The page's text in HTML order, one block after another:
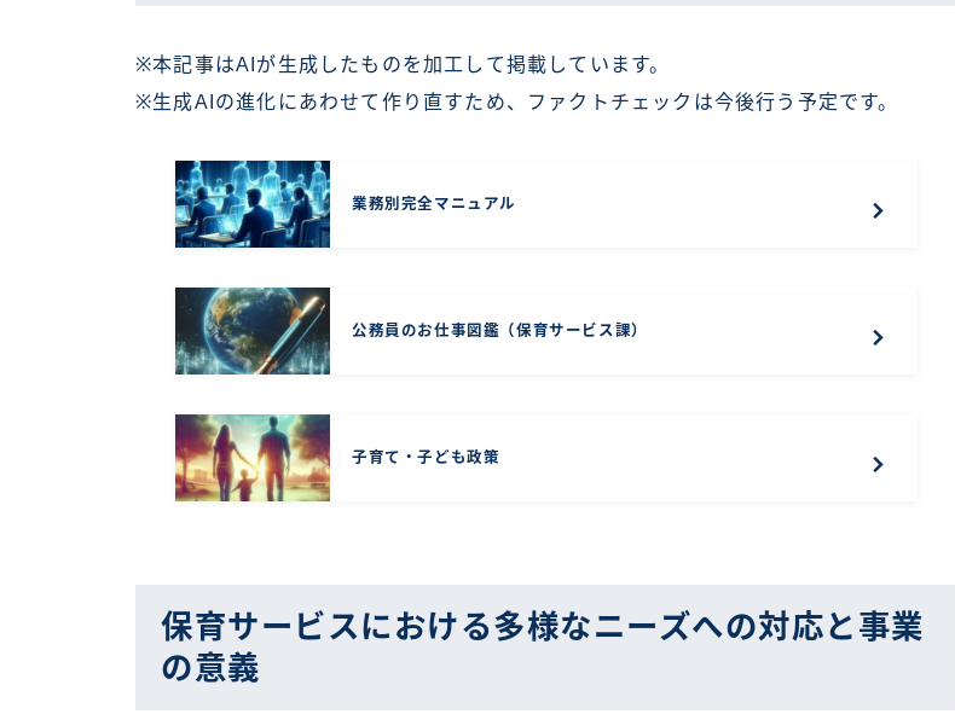
※本記事はAIが生成したものを加工して掲載しています。
※生成AIの進化にあわせて作り直すため、ファクトチェックは今後行う予定です。
業務別完全マニュアル
公務員のお仕事図鑑（保育サービス課）
子育て・子ども政策
保育サービスにおける多様なニーズへの対応と事業
の意義